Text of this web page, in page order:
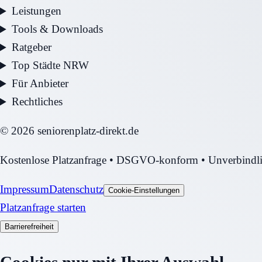
Leistungen
Tools & Downloads
Ratgeber
Top Städte NRW
Für Anbieter
Rechtliches
© 2026 seniorenplatz-direkt.de
Kostenlose Platzanfrage • DSGVO-konform •
ImpressumDatenschutz Cookie-Einstellungen
Platzanfrage starten
Barrierefreiheit